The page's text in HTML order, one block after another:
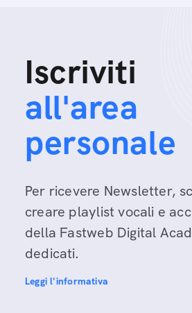
Iscriviti
all'area
personale
Per ricevere Newsletter,
creare playlist vocali e
della Fastweb Digital
dedicati.
Leggi l'informativa